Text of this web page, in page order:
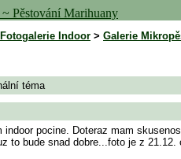
Fotogalerie Indoor > Galerie
téma
pocine. Doteraz mam
to bude snad dobre...foto je z